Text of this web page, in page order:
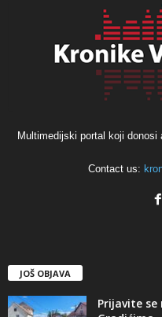
Multimedijski portal koji
Contact us:
JOŠ OBJAVA
Prijavite